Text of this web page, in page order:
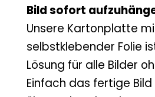
Bild sofort
Unsere Kartonplatte
selbstklebender Folie
Lösung für alle Bilder
Einfach das fertige